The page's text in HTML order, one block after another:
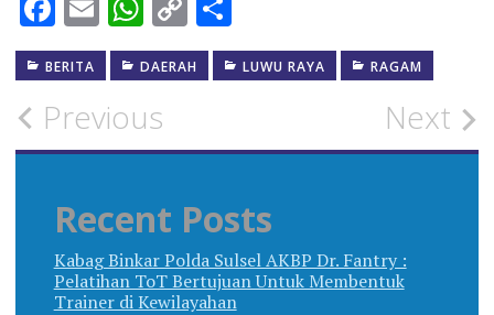
Link
BERITA DAERAH LUWU RAYA RAGAM
Post
navigation
Previous Next
Recent Posts
Kabag Binkar Polda Sulsel AKBP Dr. Fantry :
Pelatihan ToT Bertujuan Untuk Membentuk
Trainer di Kewilayahan